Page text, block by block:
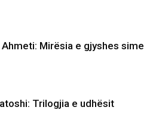
Mirësia e gjyshes sime
Trilogjia e udhësit